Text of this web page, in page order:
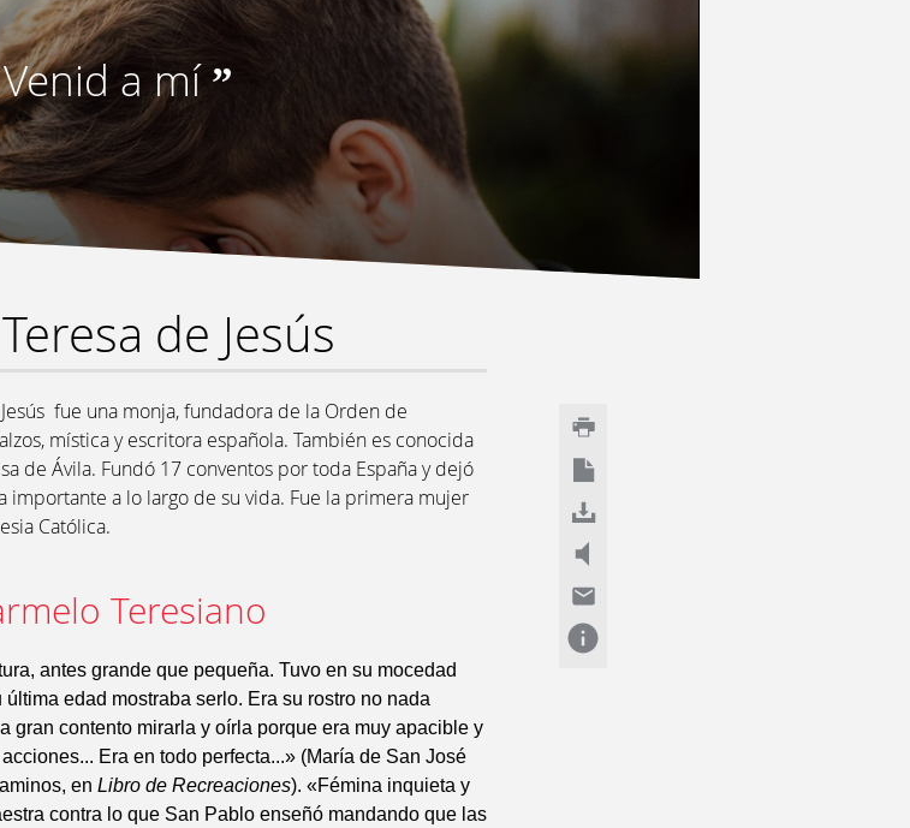
Venid a mí ”
de Jesús
fue una monja, fundadora de la Orden de
mística y escritora española. También es conocida
de Ávila. Fundó 17 conventos por toda España y dejó
importante a lo largo de su vida. Fue la primera mujer
Católica.
Teresiano
antes grande que pequeña. Tuvo en su mocedad
edad mostraba serlo. Era su rostro no nada
gran contento mirarla y oírla porque era muy apacible y
Era en todo perfecta...» (María de San José
en Libro de Recreaciones). «Fémina inquieta y
contra lo que San Pablo enseñó mandando que las